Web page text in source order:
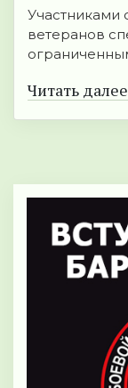
Участниками
ветеранов
Читать далее